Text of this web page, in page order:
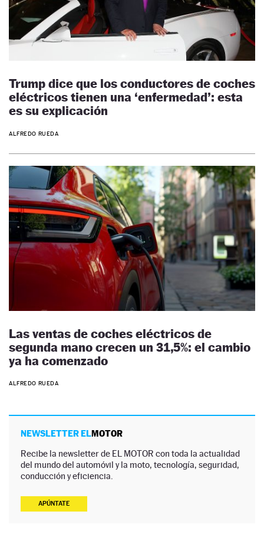
Trump dice que los conductores de coches
eléctricos tienen una ‘enfermedad’: esta
es su explicación
ALFREDO RUEDA
Las ventas de coches eléctricos de
segunda mano crecen un 31,5%: el cambio
ya ha comenzado
ALFREDO RUEDA
NEWSLETTER ELMOTOR
Recibe la newsletter de EL MOTOR con toda la actualidad
del mundo del automóvil y la moto, tecnología, seguridad,
conducción y eficiencia.
APÚNTATE